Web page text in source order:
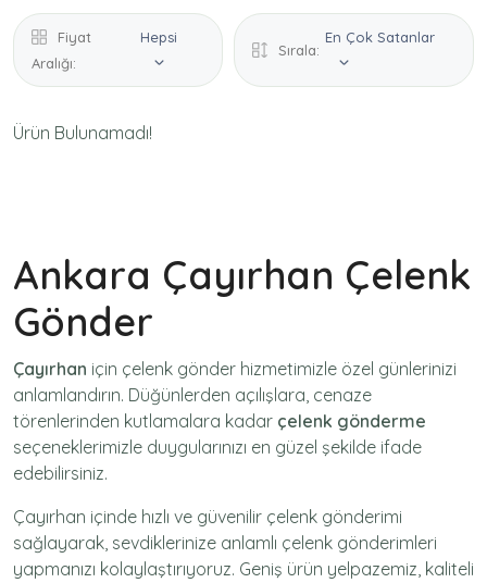
Fiyat
Aralığı:
Hepsi
Sırala:
En Çok Satanlar
Ürün Bulunamadı!
Ankara Çayırhan Çelenk
Gönder
Çayırhan için çelenk gönder hizmetimizle özel günlerinizi
anlamlandırın. Düğünlerden açılışlara, cenaze
törenlerinden kutlamalara kadar çelenk gönderme
seçeneklerimizle duygularınızı en güzel şekilde ifade
edebilirsiniz.
Çayırhan içinde hızlı ve güvenilir çelenk gönderimi
sağlayarak, sevdiklerinize anlamlı çelenk gönderimleri
yapmanızı kolaylaştırıyoruz. Geniş ürün yelpazemiz, kaliteli